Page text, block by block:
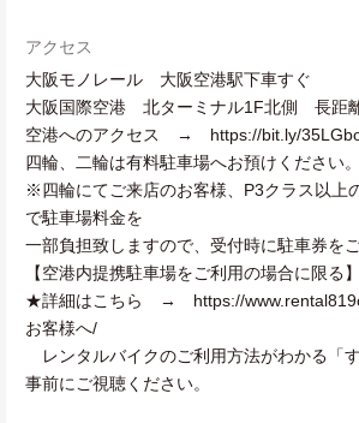
アクセス
大阪モノレール 大阪空港駅下車すぐ
大阪国際空港 北ターミナル1F北側 長距
空港へのアクセス → https://bit.ly/
四輪、二輪は有料駐車場へお預けください。
※四輪にてご来店のお客様、P3クラス以上
で駐車場料金を
一部負担致しますので、受付時に駐車券を
【空港内提携駐車場をご利用の場合に限る】
★詳細はこちら → https://
お客様へ/
レンタルバイクのご利用方法がわかる「
事前にご視聴ください。